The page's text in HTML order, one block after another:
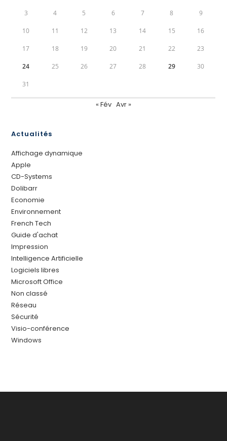
3 4 5 6 7 8 9
10 11 12 13 14 15 16
17 18 19 20 21 22 23
24 25 26 27 28 29 30
31
« Fév Avr »
Actualités
Affichage dynamique
Apple
CD-Systems
Dolibarr
Economie
Environnement
French Tech
Guide d'achat
Impression
Intelligence Artificielle
Logiciels libres
Microsoft Office
Non classé
Réseau
Sécurité
Visio-conférence
Windows